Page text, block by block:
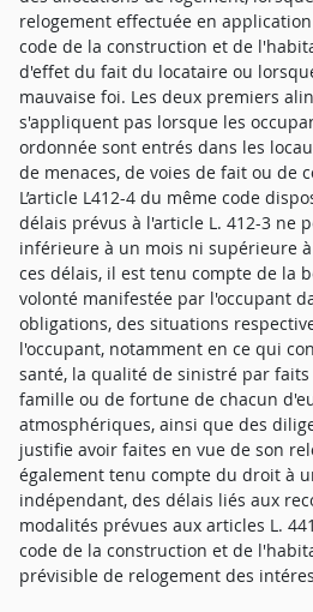
relogement effectuée en
code de la construction et de
d'effet du fait du locataire ou
mauvaise foi. Les deux premiers
s'appliquent pas lorsque les
ordonnée sont entrés dans les
de menaces, de voies de fait ou de
L’article L412-4 du même code
délais prévus à l'article L. 412-3 ne
inférieure à un mois ni supérieure
ces délais, il est tenu compte de la
volonté manifestée par l'occupant
obligations, des situations
l'occupant, notamment en ce qui
santé, la qualité de sinistré par
famille ou de fortune de chacun
atmosphériques, ainsi que des
justifie avoir faites en vue de son
également tenu compte du droit à
indépendant, des délais liés aux
modalités prévues aux articles L.
code de la construction et de
prévisible de relogement des